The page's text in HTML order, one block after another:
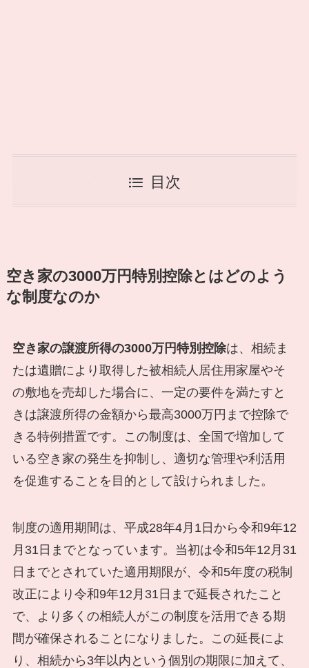
目次
空き家の3000万円特別控除とはどのよう
な制度なのか
空き家の譲渡所得の3000万円特別控除は、相続ま
たは遺贈により取得した被相続人居住用家屋やそ
の敷地を売却した場合に、一定の要件を満たすと
きは譲渡所得の金額から最高3000万円まで控除で
きる特例措置です。この制度は、全国で増加して
いる空き家の発生を抑制し、適切な管理や利活用
を促進することを目的として設けられました。
制度の適用期間は、平成28年4月1日から令和9年12
月31日までとなっています。当初は令和5年12月31
日までとされていた適用期限が、令和5年度の税制
改正により令和9年12月31日まで延長されたこと
で、より多くの相続人がこの制度を活用できる期
間が確保されることになりました。この延長によ
り、相続から3年以内という個別の期限に加えて、